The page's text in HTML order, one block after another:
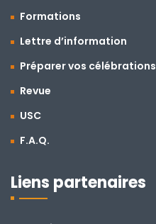
Formations
Lettre d’information
Préparer vos célébrations
Revue
USC
F.A.Q.
Liens partenaires